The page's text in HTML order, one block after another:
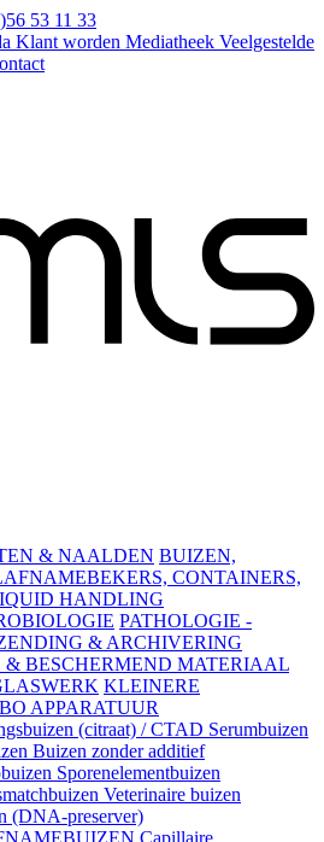
53 11 33
Klant worden Mediatheek Veelgestelde
& NAALDEN BUIZEN,
CONTAINERS,
HANDLING
PATHOLOGIE -
& ARCHIVERING
& BESCHERMEND MATERIAAL
KLEINERE
APPARATUUR
(citraat) / CTAD Serumbuizen
Buizen zonder additief
Sporenelementbuizen
Veterinaire buizen
(DNA-preserver)